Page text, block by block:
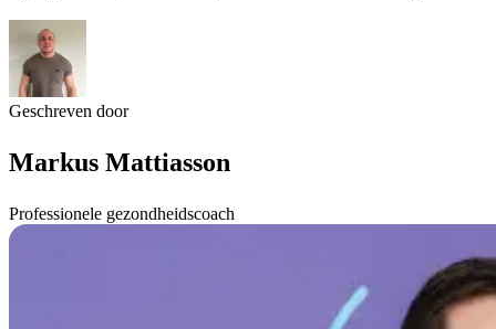
Geschreven door
Markus Mattiasson
Professionele gezondheidscoach